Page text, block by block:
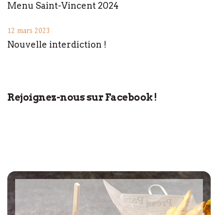
Menu Saint-Vincent 2024
12 mars 2023
Nouvelle interdiction !
Rejoignez-nous sur Facebook !